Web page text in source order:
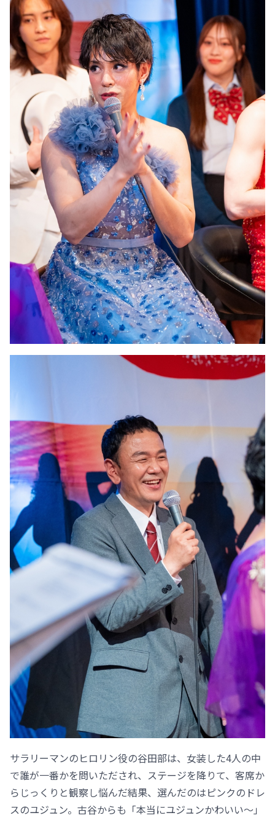
サラリーマンのヒロリン役の谷田部は、女装した4人の中
で誰が一番かを問いただされ、ステージを降りて、客席か
らじっくりと観察し悩んだ結果、選んだのはピンクのドレ
スのユジュン。古谷からも「本当にユジュンかわいい～」